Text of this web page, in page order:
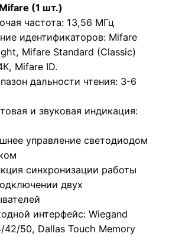
(1 шт.)
частота: 13,56 МГц
идентификаторов: Mifare
Mifare Standard (Classic)
Mifare ID.
дальности чтения: 3-6
и звуковая индикация:
управление светодиодом
синхронизации работы
двух
интерфейс: Wiegand
42/50, Dallas Touch Memory